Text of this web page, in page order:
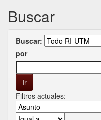
Buscar
Buscar:
por
Filtros actuales: